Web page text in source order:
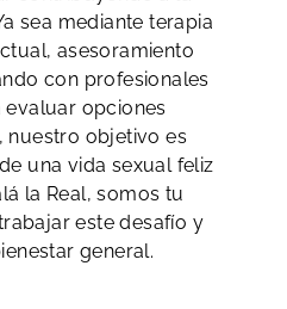
sea mediante terapia
asesoramiento
con profesionales
opciones
nuestro objetivo es
una vida sexual feliz
la Real, somos tu
este desafío y
general.